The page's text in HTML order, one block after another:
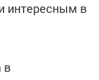
интересным в
в